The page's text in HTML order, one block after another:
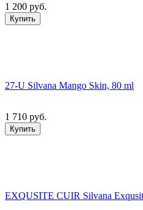
1 200 руб.
Купить
27-U Silvana Mango Skin, 80 ml
1 710 руб.
Купить
EXQUSITE CUIR Silvana